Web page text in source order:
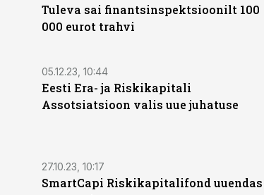
Tuleva sai finantsinspektsioonilt 100
000 eurot trahvi
05.12.23, 10:44
Eesti Era- ja Riskikapitali
Assotsiatsioon valis uue juhatuse
27.10.23, 10:17
SmartCapi Riskikapitalifond uuendas